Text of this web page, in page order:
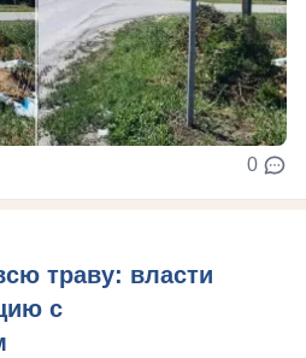
0
траву: власти
с